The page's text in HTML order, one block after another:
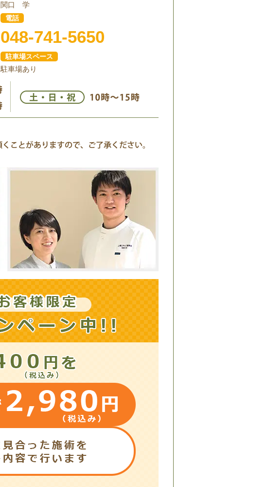
関口 学
電話
048-741-5650
駐車場スペース
駐車場あり